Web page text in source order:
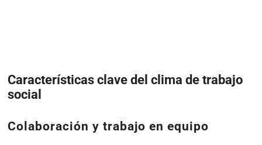
Características clave del clima de trabajo
social
Colaboración y trabajo en equipo